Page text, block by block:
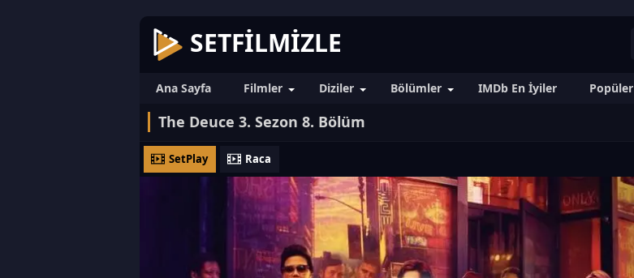
SETFILMIZLE
Ana Sayfa Filmler Diziler Bölümler IMDb En İyiler Popüler
The Deuce 3. Sezon 8. Bölüm
SetPlay Raca